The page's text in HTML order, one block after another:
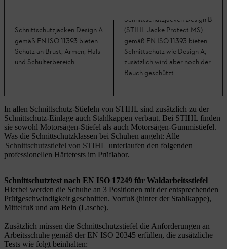
Schnittschutzjacken Design A
gemäß EN ISO 11393 bieten
Schutz an Brust, Armen, Hals
und Schulterbereich.
Schnittschutzjacken Design B
(STIHL Jacke Protect MS)
gemäß EN ISO 11393 bieten
Schnittschutz wie Design A,
zusätzlich wird aber noch der
Bauch geschützt.
In allen Schnittschutz-Stiefeln von STIHL sind zusätzlich zu der
Schnittschutz-Einlage auch Stahlkappen verbaut. Bei STIHL finden
sie sowohl Motorsägen-Stiefel als auch Motorsägen-Gummistiefel.
Was die Schnittschutzklassen bei Schuhen angeht: Alle
Schnittschutzstiefel von STIHL unterlaufen den folgenden
professionellen Härtetests im Prüflabor.
Schnittschutztest nach EN ISO 17249 für Waldarbeitsstiefel
Hierbei werden die Schuhe an 3 Positionen mit der entsprechenden
Prüfgeschwindigkeit geschnitten. Vorfuß (hinter der Stahlkappe),
Mittelfuß und am Bein (Lasche).
Zusätzlich müssen die Schnittschutzstiefel die Anforderungen an
Arbeitsschuhe gemäß der EN ISO 20345 erfüllen, die zusätzliche
Tests wie folgt beinhalten: